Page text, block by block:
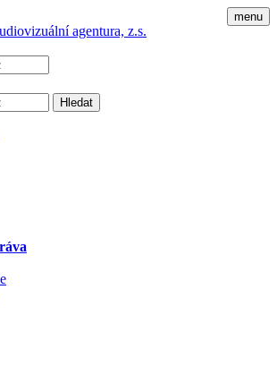
menu
agentura, z.s.
Hledat